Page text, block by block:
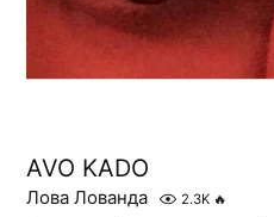
AVO KADO
Лова Лованда 2.3K 🔥